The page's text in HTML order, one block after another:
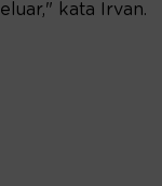
kata Irvan.